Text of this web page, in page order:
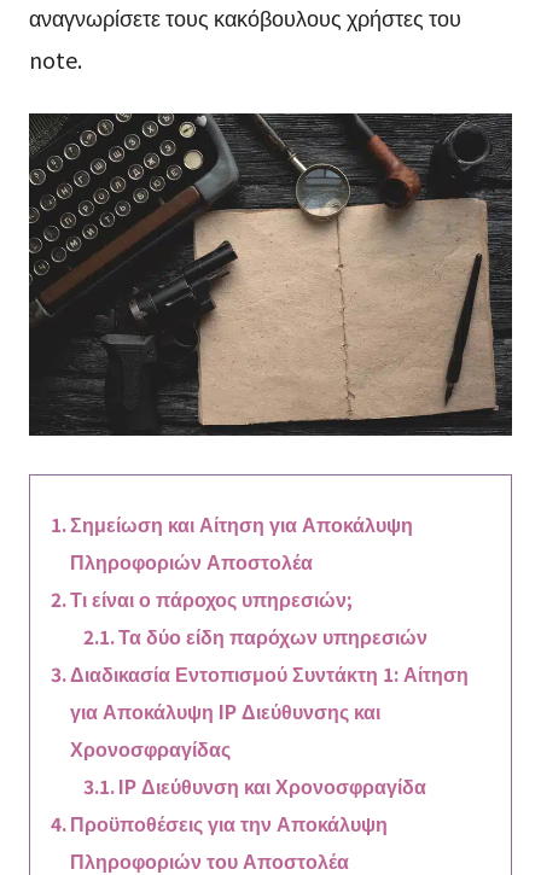
αναγνωρίσετε τους κακόβουλους χρήστες του
note.
Σημείωση και Αίτηση για Αποκάλυψη
Πληροφοριών Αποστολέα
Τι είναι ο πάροχος υπηρεσιών;
Τα δύο είδη παρόχων υπηρεσιών
Διαδικασία Εντοπισμού Συντάκτη 1: Αίτηση
για Αποκάλυψη IP Διεύθυνσης και
Χρονοσφραγίδας
IP Διεύθυνση και Χρονοσφραγίδα
Προϋποθέσεις για την Αποκάλυψη
Πληροφοριών του Αποστολέα